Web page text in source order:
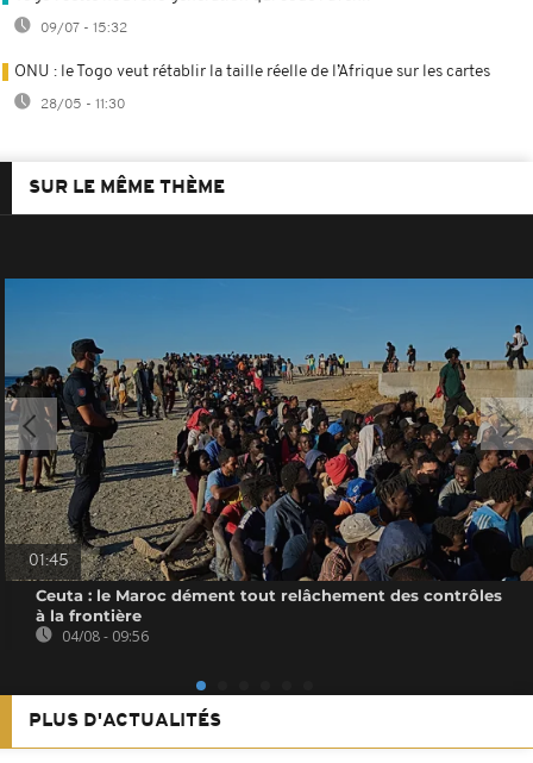
09/07 - 15:32
ONU : le Togo veut rétablir la taille réelle de l’Afrique sur les cartes
28/05 - 11:30
SUR LE MÊME THÈME
01:45
Ceuta : le Maroc dément tout relâchement des contrôles
à la frontière
04/08 - 09:56
PLUS D'ACTUALITÉS